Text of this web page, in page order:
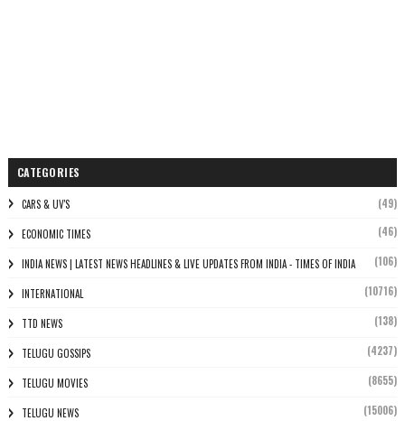
CATEGORIES
CARS & UV'S (49)
ECONOMIC TIMES (46)
INDIA NEWS | LATEST NEWS HEADLINES & LIVE UPDATES FROM INDIA - TIMES OF INDIA (106)
INTERNATIONAL (10716)
TTD NEWS (138)
TELUGU GOSSIPS (4237)
TELUGU MOVIES (8655)
TELUGU NEWS (15006)